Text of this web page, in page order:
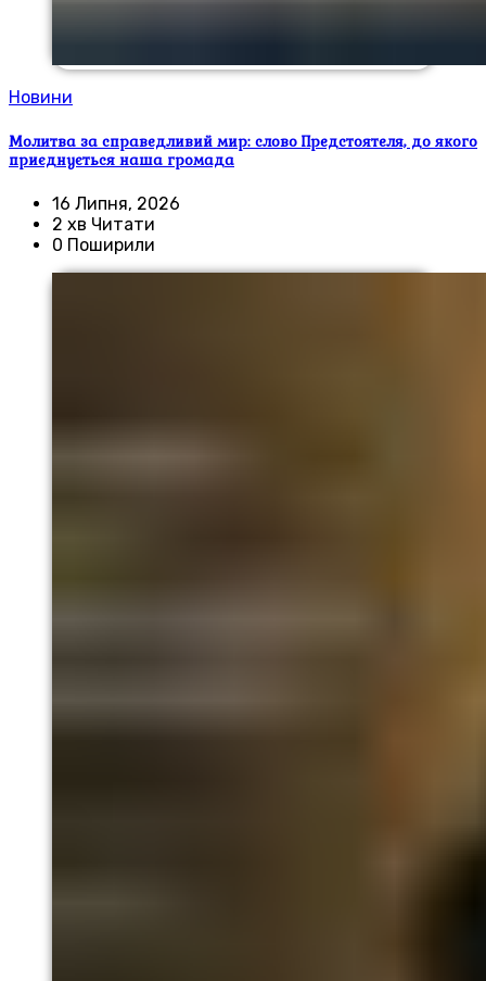
Новини
Молитва за справедливий мир: слово Предстоятеля, до якого
приєднується наша громада
16 Липня, 2026
2 хв Читати
0 Поширили